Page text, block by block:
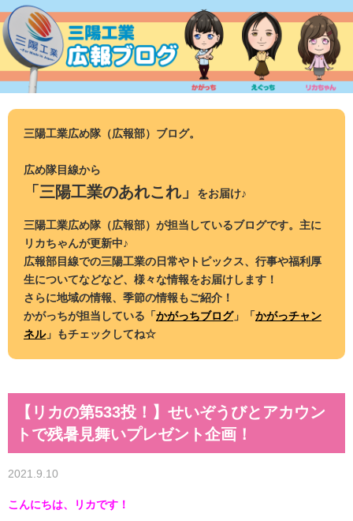
ン
テ
ツ
三陽工業広め隊（広報部）ブログ。
広め隊目線から
「三陽工業のあれこれ」 をお届け♪
三陽工業広め隊（広報部）が担当しているブログです。主に
リカちゃんが更新中♪
広報部目線での三陽工業の日常やトピックス、行事や福利厚
生についてなどなど、様々な情報をお届けします！
さらに地域の情報、季節の情報もご紹介！
かがっちが担当している「かがっちブログ」「かがっチャン
ネル」もチェックしてね☆
【リカの第533投！】せいぞうびとアカウン
トで残暑見舞いプレゼント企画！
2021.9.10
こんにちは、リカです！